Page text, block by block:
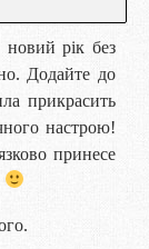
рік без
Додайте до
прикрасить
настрою!
принесе